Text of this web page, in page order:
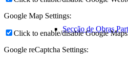
Secção de Obras
Google Map Settings:
Click to enable/disable Google
Google reCaptcha Settings: